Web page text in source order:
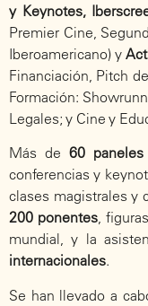
y Keynotes,
Premier Cine,
Iberoamericano) y
Financiación, Pitch
Formación:
Legales; y Cine y
Más de 60 paneles
conferencias y
clases magistrales y
200 ponentes,
mundial, y la
internacionales.
Se han llevado a